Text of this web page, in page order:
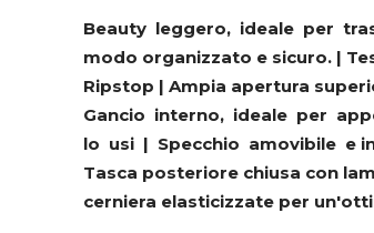
Beauty leggero, ideale per
modo organizzato e sicuro. |
Ripstop | Ampia apertura
Gancio interno, ideale per
lo usi | Specchio amovibile e
Tasca posteriore chiusa con
cerniera elasticizzate per